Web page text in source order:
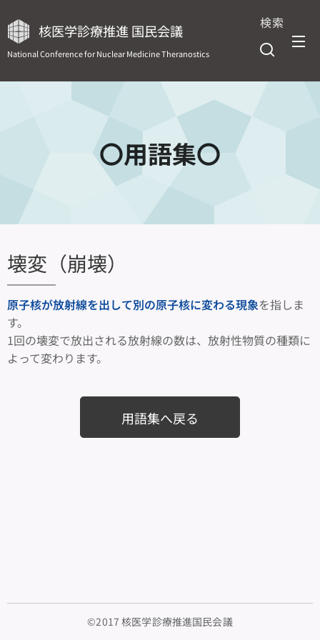
核医学診療推進 国民会議
National Conference for Nuclear Medicine Theranostics
検索
〇用語集〇
壊変（崩壊）
原子核が放射線を出して別の原子核に変わる現象を指しま
す。
1回の壊変で放出される放射線の数は、放射性物質の種類に
よって変わります。
用語集へ戻る
©2017 核医学診療推進国民会議